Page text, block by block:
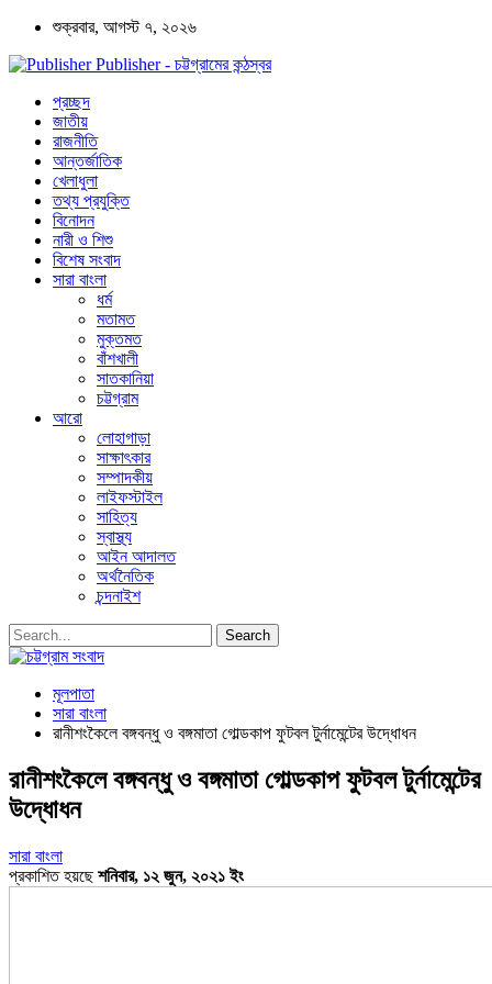
শুক্রবার, আগস্ট ৭, ২০২৬
Publisher - চট্টগ্রামের কন্ঠস্বর
প্রচ্ছদ
জাতীয়
রাজনীতি
আন্তর্জাতিক
খেলাধুলা
তথ্য প্রযুক্তি
বিনোদন
নারী ও শিশু
বিশেষ সংবাদ
সারা বাংলা
ধর্ম
মতামত
মুক্তমত
বাঁশখালী
সাতকানিয়া
চট্টগ্রাম
আরো
লোহাগাড়া
সাক্ষাৎকার
সম্পাদকীয়
লাইফস্টাইল
সাহিত্য
স্বাস্থ্য
আইন আদালত
অর্থনৈতিক
চন্দনাইশ
মূলপাতা
সারা বাংলা
রানীশংকৈলে বঙ্গবন্ধু ও বঙ্গমাতা গোল্ডকাপ ফুটবল টুর্নামেন্টের উদ্ধোধন
রানীশংকৈলে বঙ্গবন্ধু ও বঙ্গমাতা গোল্ডকাপ ফুটবল টুর্নামেন্টের
উদ্ধোধন
সারা বাংলা
প্রকাশিত হয়ছেশনিবার, ১২ জুন, ২০২১ ইং